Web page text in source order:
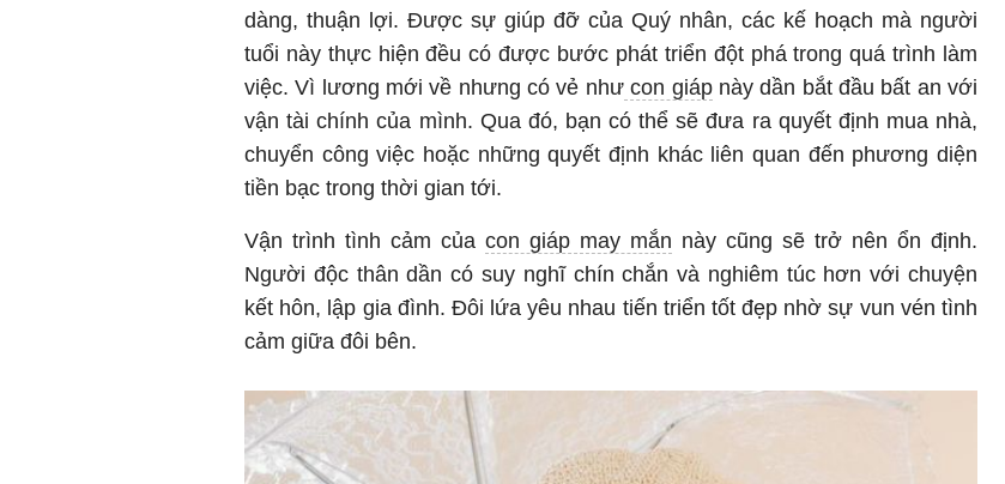
dàng, thuận lợi. Được sự giúp đỡ của Quý nhân, các kế hoạch mà người
tuổi này thực hiện đều có được bước phát triển đột phá trong quá trình làm
việc. Vì lương mới về nhưng có vẻ nhưcon giápnày dần bắt đầu bất an với
vận tài chính của mình. Qua đó, bạn có thể sẽ đưa ra quyết định mua nhà,
chuyển công việc hoặc những quyết định khác liên quan đến phương diện
tiền bạc trong thời gian tới.
Vận trình tình cảm của con giáp may mắn này cũng sẽ trở nên ổn định.
Người độc thân dần có suy nghĩ chín chắn và nghiêm túc hơn với chuyện
kết hôn, lập gia đình. Đôi lứa yêu nhau tiến triển tốt đẹp nhờ sự vun vén tình
cảm giữa đôi bên.